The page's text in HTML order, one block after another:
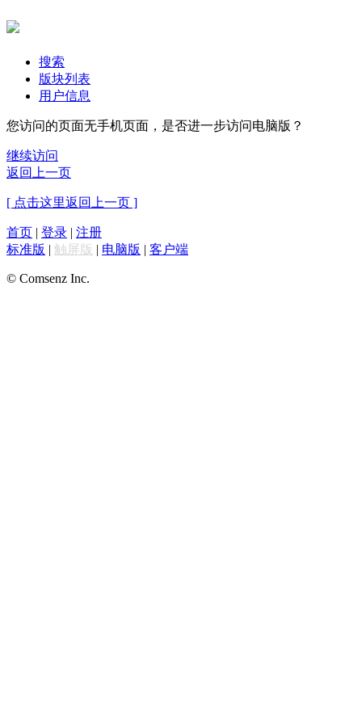
搜索
版块列表
用户信息
您访问的页面无手机页面，是否进一步访问电脑版？
继续访问
返回上一页
[ 点击这里返回上一页 ]
首页 | 登录 | 注册
标准版 | 触屏版 | 电脑版 | 客户端
© Comsenz Inc.